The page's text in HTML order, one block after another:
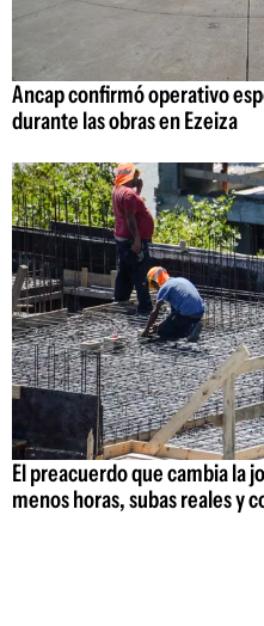
Ancap confirmó operativo
durante las obras en Ezeiza
El preacuerdo que cambia la
menos horas, subas reales y